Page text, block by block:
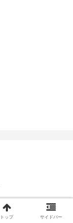
トップ サイドバー